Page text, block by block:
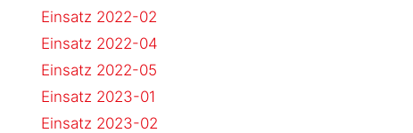
Einsatz 2022-02
Einsatz 2022-04
Einsatz 2022-05
Einsatz 2023-01
Einsatz 2023-02